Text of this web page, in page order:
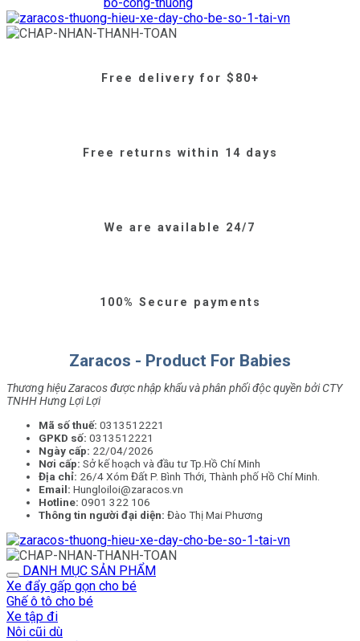
Free delivery for $80+
Free returns within 14 days
We are available 24/7
100% Secure payments
Zaracos - Product For Babies
Thương hiệu Zaracos được nhập khẩu và phân phối độc quyền bởi CTY
TNHH Hưng Lợi Lợi
Mã số thuế: 0313512221
GPKD số: 0313512221
Ngày cấp: 22/04/2026
Nơi cấp: Sở kế hoạch và đầu tư Tp.Hồ Chí Minh
Địa chỉ: 26/4 Xóm Đất P. Bình Thới, Thành phố Hồ Chí Minh.
Email: Hungloiloi@zaracos.vn
Hotline: 0901 322 106
Thông tin người đại diện: Đào Thị Mai Phương
DANH MỤC SẢN PHẨM
Xe đẩy gấp gọn cho bé
Ghế ô tô cho bé
Xe tập đi
Nôi cũi dù